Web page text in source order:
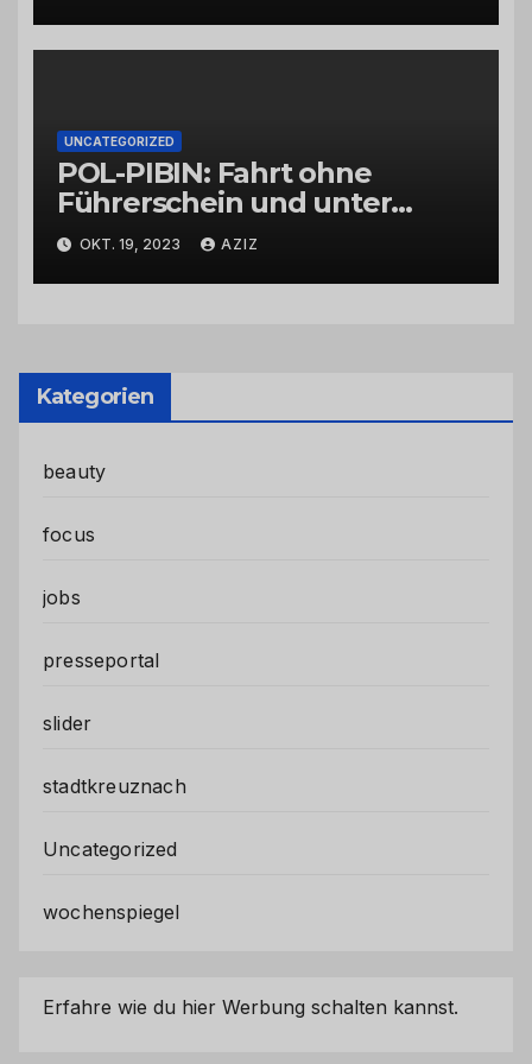
UNCATEGORIZED
POL-PIBIN: Fahrt ohne
Führerschein und unter
Einfluss von Drogen
OKT. 19, 2023 AZIZ
Kategorien
beauty
focus
jobs
presseportal
slider
stadtkreuznach
Uncategorized
wochenspiegel
Erfahre wie du hier Werbung schalten kannst.